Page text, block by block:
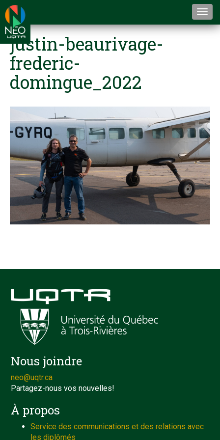
justin-beaurivage-
frederic-
domingue_2022
Nous joindre
neo@uqtr.ca
Partagez-nous vos nouvelles!
À propos
Service des communications et des relations avec
les diplômés